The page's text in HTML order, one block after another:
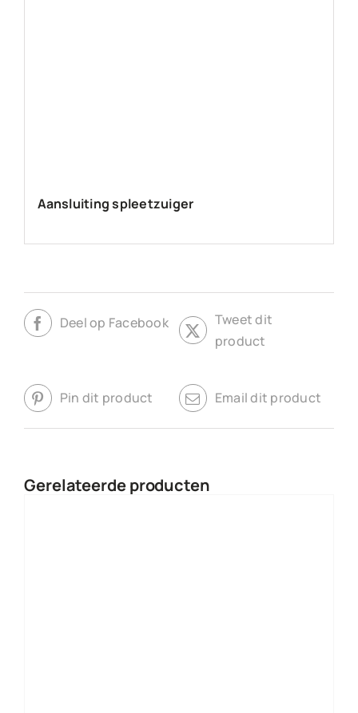
Aansluiting spleetzuiger
Deel op Facebook
Tweet dit
product
Pin dit product Email dit product
Gerelateerde producten